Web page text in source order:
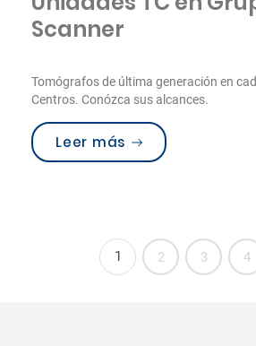
Scanner
Tomógrafos de última generación en
Centros. Conózca sus alcances.
Leer más “Unidades TC en
1 2 3 4